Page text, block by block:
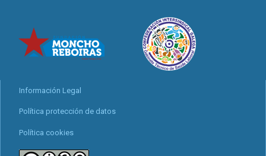
Información Legal
Política protección de datos
Política cookies